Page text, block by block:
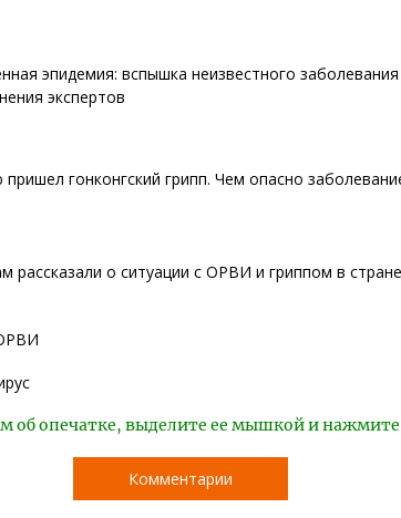
эпидемия: вспышка неизвестного
экспертов
гонконгский грипп. Чем опасно
рассказали о ситуации с ОРВИ и гриппом в стране
об опечатке, выделите ее мышкой и
Комментарии